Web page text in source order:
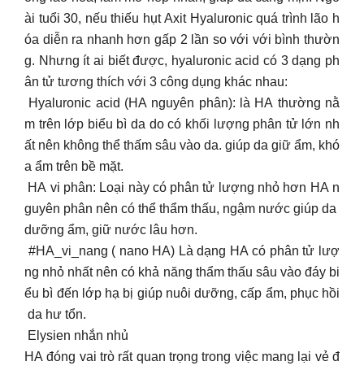
ài tuổi 30, nếu thiếu hụt Axit Hyaluronic quá trình lão h
óa diễn ra nhanh hơn gấp 2 lần so với với bình thườn
g. Nhưng ít ai biết được, hyaluronic acid có 3 dạng ph
ân tử tương thích với 3 công dụng khác nhau:
Hyaluronic acid (HA nguyên phân): là HA thường nằ
m trên lớp biểu bì da do có khối lượng phân tử lớn nh
ất nên không thể thấm sâu vào da. giúp da giữ ẩm, khó
a ẩm trên bề mặt.
HA vi phân: Loại này có phân tử lượng nhỏ hơn HA n
guyên phân nên có thể thẩm thấu, ngậm nước giúp da
dưỡng ẩm, giữ nước lâu hơn.
#HA_vi_nang ( nano HA) Là dạng HA có phân tử lượ
ng nhỏ nhất nên có khả năng thẩm thấu sâu vào đáy bi
ểu bì đến lớp hạ bị giúp nuôi dưỡng, cấp ẩm, phục hồi
da hư tổn.
Elysien nhắn nhủ
HA đóng vai trò rất quan trọng trong việc mang lại vẻ đ